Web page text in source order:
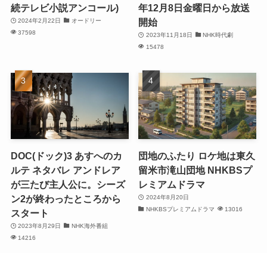
続テレビ小説アンコール)
2024年2月22日
オードリー
37598
年12月8日金曜日から放送
開始
2023年11月18日
NHK時代劇
15478
DOC(ドック)3 あすへのカ
ルテ ネタバレ アンドレア
が三たび主人公に。シーズ
ン2が終わったところから
スタート
2023年8月29日
NHK海外番組
14216
団地のふたり ロケ地は東久
留米市滝山団地 NHKBSプ
レミアムドラマ
2024年8月20日
NHKBSプレミアムドラマ
13016